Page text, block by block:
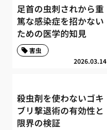
足首の虫刺されから重
篤な感染症を招かない
ための医学的知見
2026.03.14
害虫
殺虫剤を使わないゴキ
ブリ撃退術の有効性と
限界の検証